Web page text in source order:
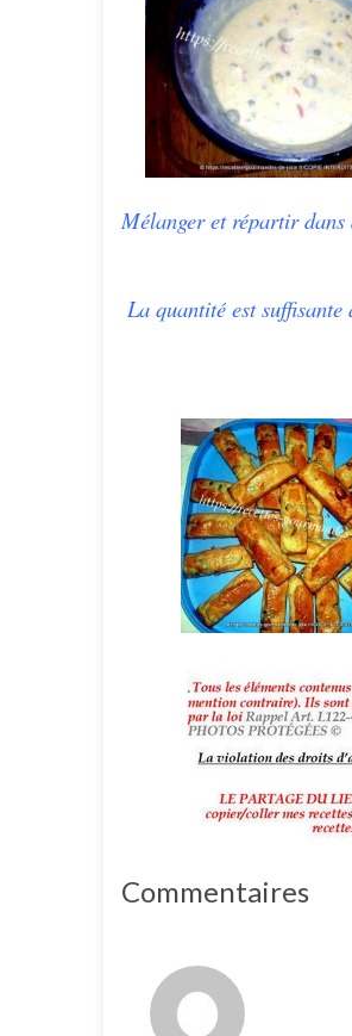
Mélangeret répartir dans
La quantité est
Commentaires